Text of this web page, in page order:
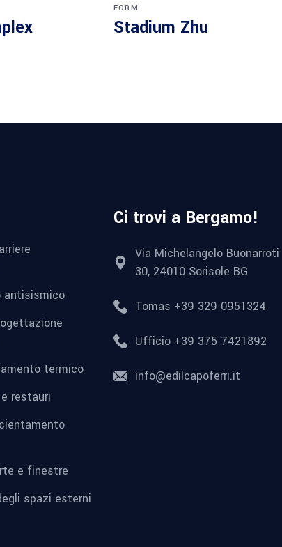
FORM
Stadium Zhu
antisismico
termico
restauri
e finestre
spazi esterni
Ci trovi a Bergamo!
Via Michelangelo Buonarroti
30, 24010 Sorisole BG
Tomas +39 329 0951324
Ufficio +39 375 7421892
info@edilcapoferri.it